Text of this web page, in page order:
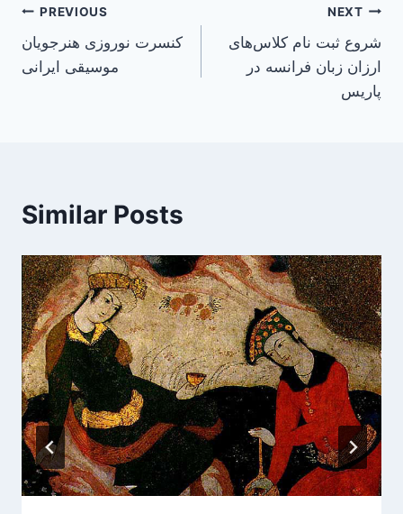
Post
navigation
PREVIOUS
کنسرت نوروزی هنرجویان
موسیقی ایرانی
NEXT
شروع ثبت نام کلاس‌های
ارزان زبان فرانسه در
پاریس
Similar Posts